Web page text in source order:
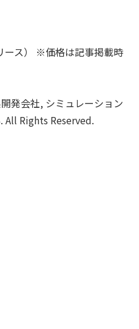
ス） ※価格は記事掲載時
発会社, シミュレーション
Rights Reserved.